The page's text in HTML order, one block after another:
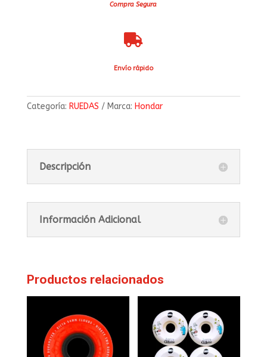
Compra Segura

Envío rápido
Categoría: RUEDAS Marca: Hondar
Descripción
Información Adicional
Productos relacionados